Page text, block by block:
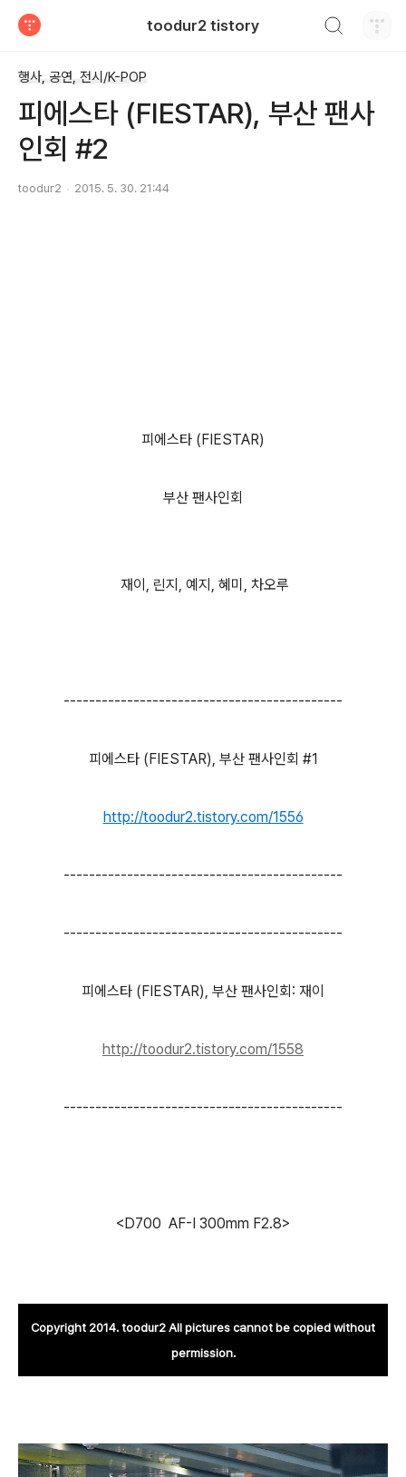
toodur2 tistory
행사, 공연, 전시/K-POP
피에스타 (FIESTAR), 부산 팬사
인회 #2
toodur2 2015. 5. 30. 21:44
피에스타 (FIESTAR)
부산 팬사인회
재이, 린지, 예지, 혜미, 차오루
--------------------------------------------
피에스타 (FIESTAR), 부산 팬사인회 #1
http://toodur2.tistory.com/1556
--------------------------------------------
--------------------------------------------
피에스타 (FIESTAR), 부산 팬사인회: 재이
http://toodur2.tistory.com/1558
--------------------------------------------
<D700 AF-I 300mm F2.8>
Copyright 2014. toodur2 All pictures cannot be copied without
permission.